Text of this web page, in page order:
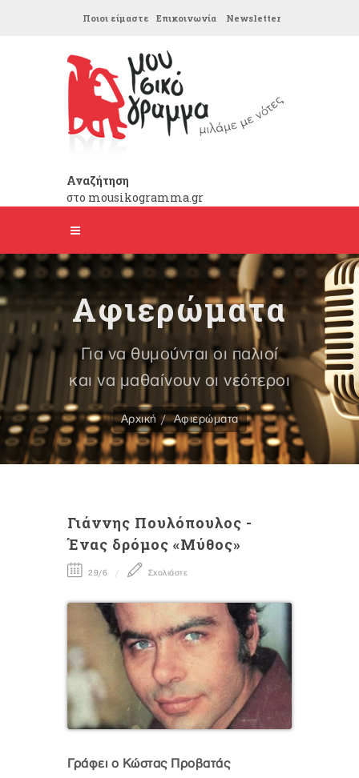
Ποιοι είμαστε Επικοινωνία Newsletter
Αναζήτηση
στο mousikogramma.gr
Αφιερώματα
Για να θυμούνται οι παλιοί
και να μαθαίνουν οι νεότεροι
Αρχική Αφιερώματα
Γιάννης Πουλόπουλος -
Ένας δρόμος «Μύθος»
29/6 Σχολιάστε
Γράφει ο Κώστας Προβατάς